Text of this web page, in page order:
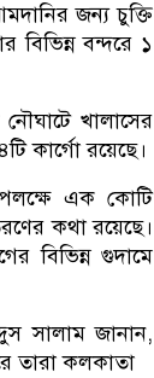
জন্য চুক্তি
বিভিন্ন বন্দরে ১
খালাসের
কার্গো রয়েছে।
এক কোটি
কথা রয়েছে।
বিভিন্ন গুদামে
সালাম জানান,
তারা কলকাতা